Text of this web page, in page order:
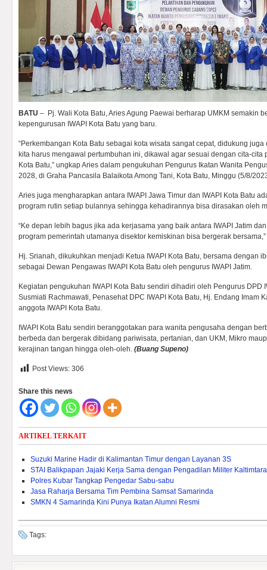
BATU – Pj. Wali Kota Batu, Aries Agung Paewai berharap UMKM semakin
kepengurusan IWAPI Kota Batu yang baru.
“Perkembangan Kota Batu sebagai kota wisata sangat cepat, didukung juga
kita harus mengawal pertumbuhan ini, dikawal agar sesuai dengan cita-
Kota Batu,” ungkap Aries dalam pengukuhan Pengurus Ikatan Wanita
2028, di Graha Pancasila Balaikota Among Tani, Kota Batu, Minggu (5/8/
Aries juga mengharapkan antara IWAPI Jawa Timur dan IWAPI Kota Batu
program rutin setiap bulannya sehingga kehadirannya bisa dirasakan oleh
“Ke depan lebih bagus jika ada kerjasama yang baik antara IWAPI Jatim
program pemerintah utamanya disektor kemiskinan bisa bergerak
Hj. Srianah, dikukuhkan menjadi Ketua IWAPI Kota Batu, bersama dengan
sebagai Dewan Pengawas IWAPI Kota Batu oleh pengurus IWAPI Jatim.
Kegiatan pengukuhan IWAPI Kota Batu sendiri dihadiri oleh Pengurus DPD
Susmiati Rachmawati, Penasehat DPC IWAPI Kota Batu, Hj. Endang Imam
anggota IWAPI Kota Batu.
IWAPI Kota Batu sendiri beranggotakan para wanita pengusaha dengan
berbeda dan bergerak dibidang pariwisata, pertanian, dan UKM, Mikro
kerajinan tangan hingga oleh-oleh. (Buang Supeno)
Post Views: 306
Share this news
ARTIKEL TERKAIT
Suzuki Marine Hadir di Kalimantan Timur dengan Layanan 3S
STAI Balikpapan Jajaki Kerja Sama dengan Pengadilan Militer Kaltimtara
Polres Kubar Tangkap Pengedar Sabu-sabu
Jasa Raharja Bersama Tim Pembina Samsat Samarinda
SMKN 4 Samarinda Kini Punya Ikatan Alumni Resmi
Tags: